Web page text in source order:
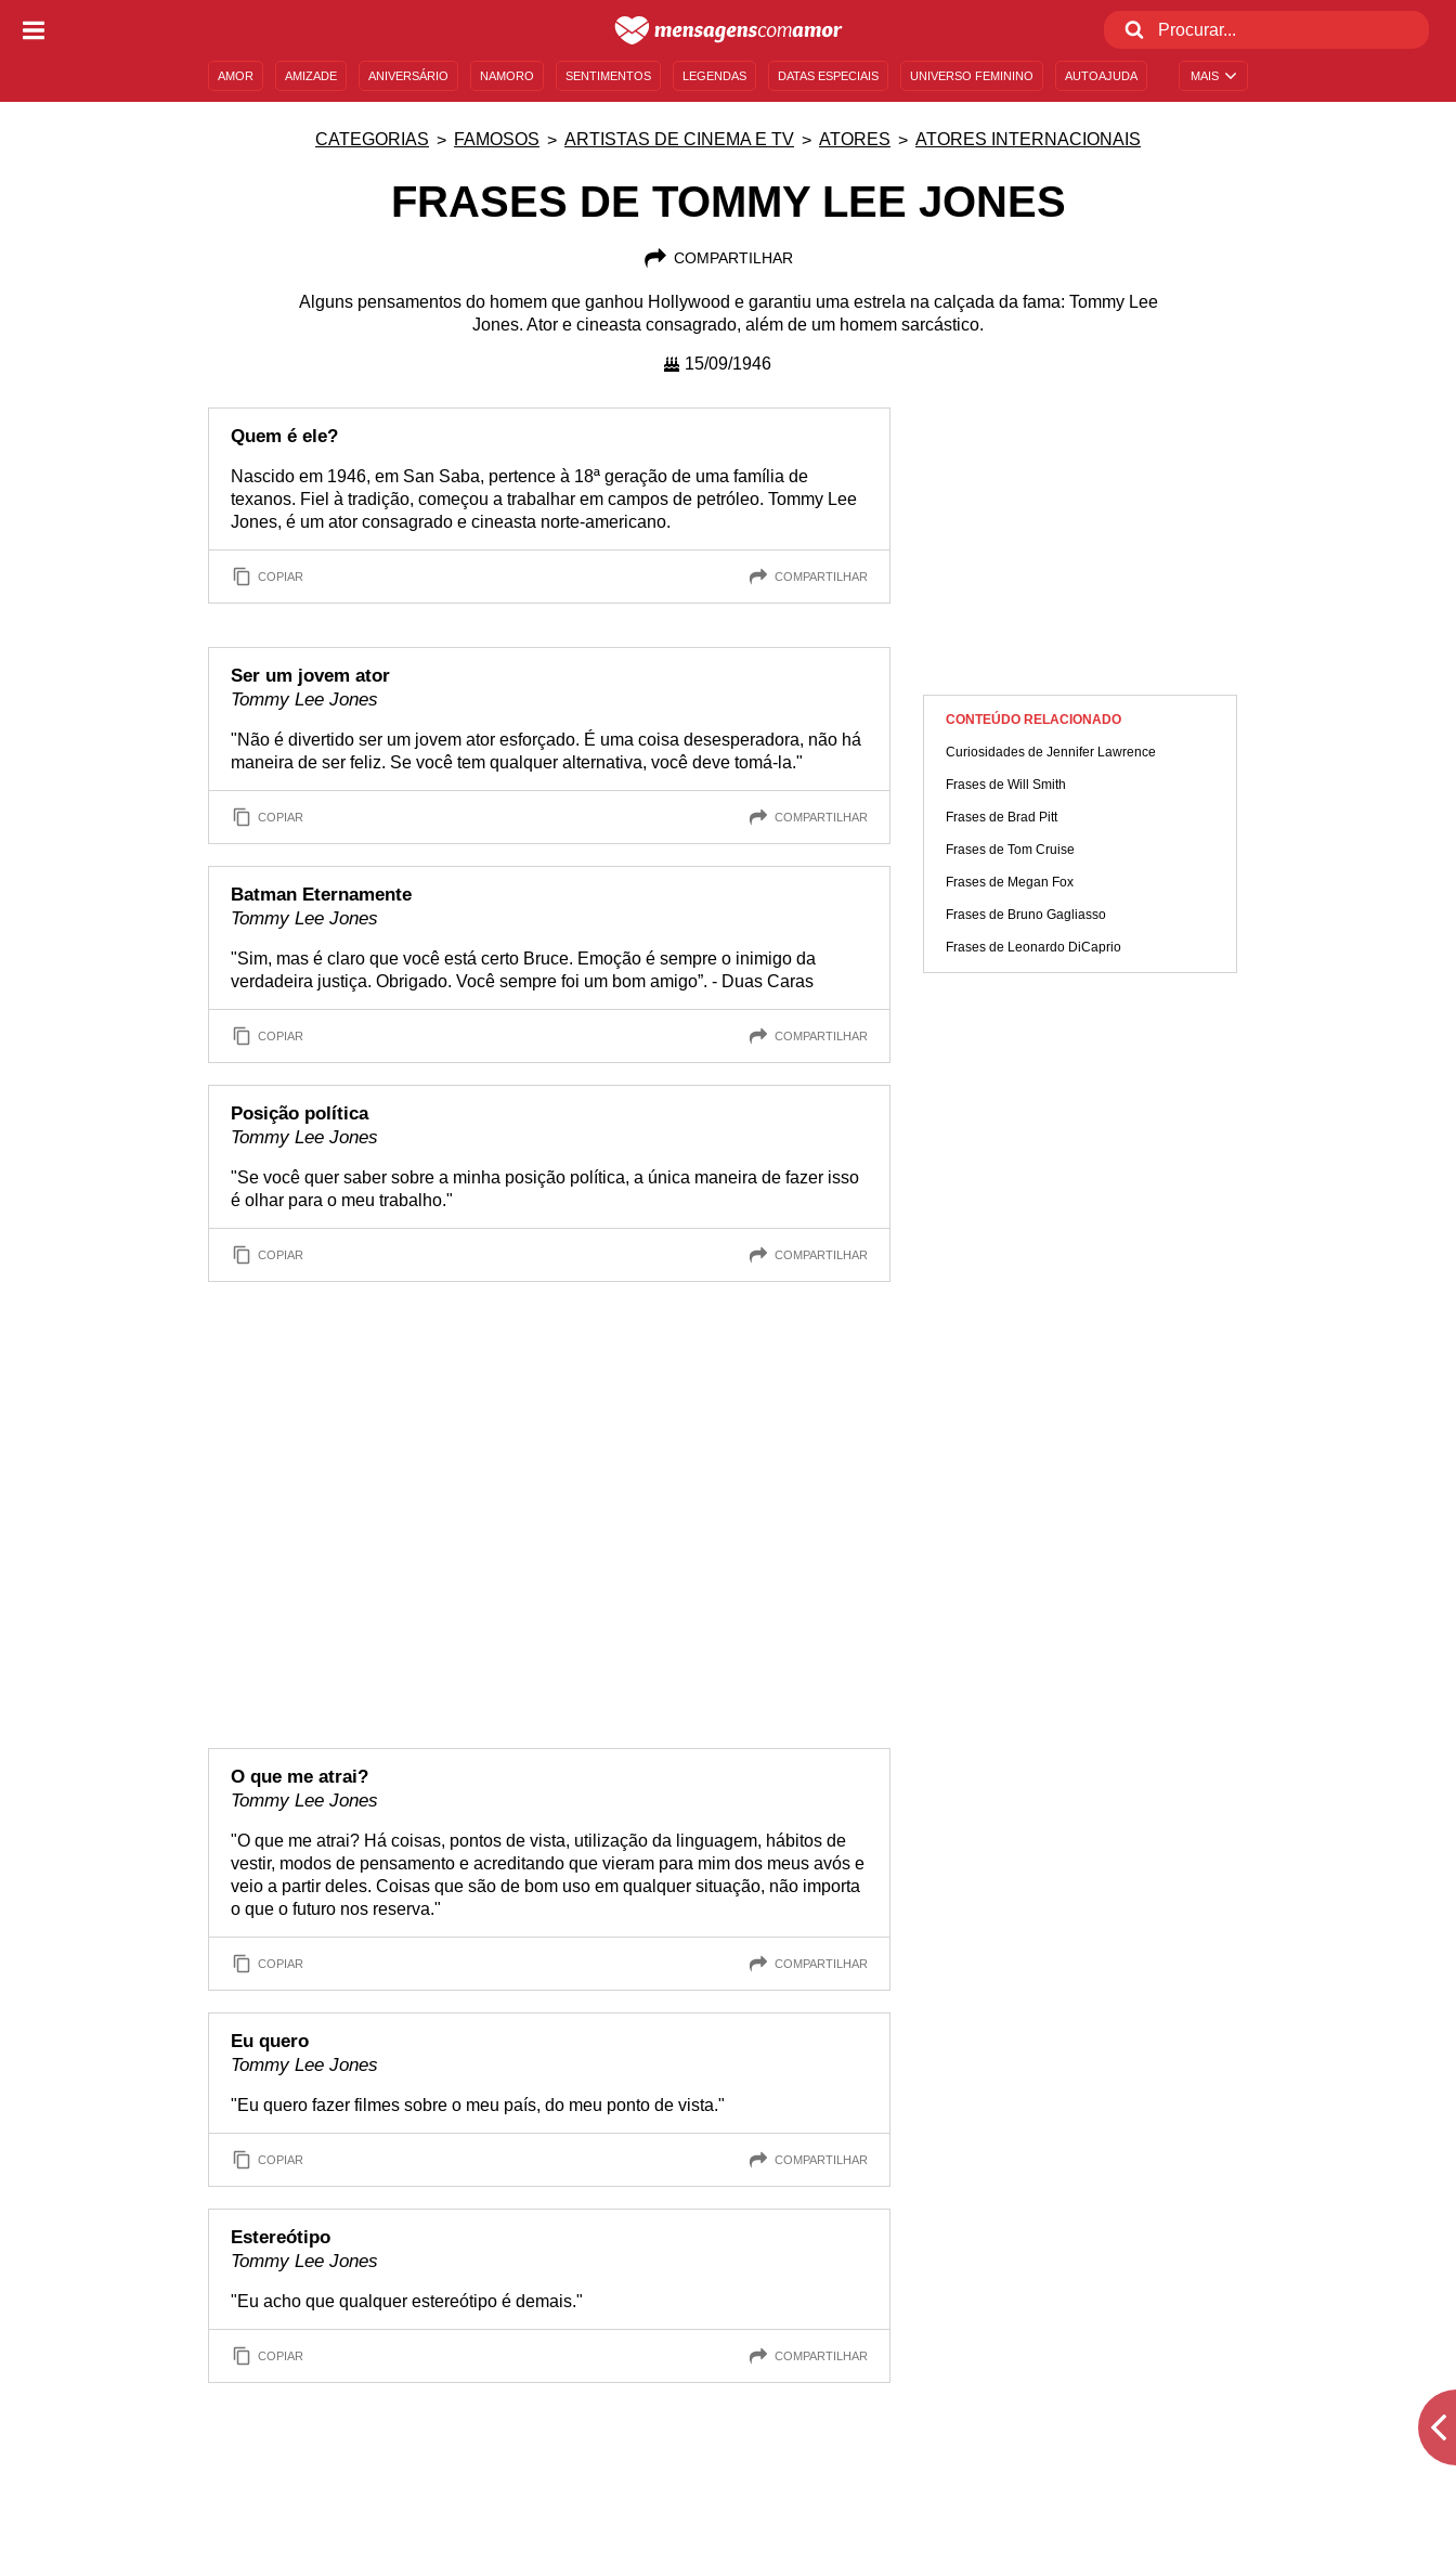
MAIS
AMOR AMIZADE ANIVERSÁRIO NAMORO SENTIMENTOS LEGENDAS DATAS ESPECIAIS UNIVERSO FEMININO AUTOAJUDA
CATEGORIAS FAMOSOS ARTISTAS DE CINEMA E TV ATORES ATORES INTERNACIONAIS
FRASES DE TOMMY LEE JONES
COMPARTILHAR
Alguns pensamentos do homem que ganhou Hollywood e garantiu uma estrela na calçada da fama: Tommy Lee
Jones. Ator e cineasta consagrado, além de um homem sarcástico.
15/09/1946
Quem é ele?
Nascido em 1946, em San Saba, pertence à 18ª geração de uma família de
texanos. Fiel à tradição, começou a trabalhar em campos de petróleo. Tommy Lee
Jones, é um ator consagrado e cineasta norte-americano.
COPIAR COMPARTILHAR
Ser um jovem ator
Tommy Lee Jones
"Não é divertido ser um jovem ator esforçado. É uma coisa desesperadora, não há
maneira de ser feliz. Se você tem qualquer alternativa, você deve tomá-la."
COPIAR COMPARTILHAR
Batman Eternamente
Tommy Lee Jones
"Sim, mas é claro que você está certo Bruce. Emoção é sempre o inimigo da
verdadeira justiça. Obrigado. Você sempre foi um bom amigo”. - Duas Caras
COPIAR COMPARTILHAR
Posição política
Tommy Lee Jones
"Se você quer saber sobre a minha posição política, a única maneira de fazer isso
é olhar para o meu trabalho."
COPIAR COMPARTILHAR
O que me atrai?
Tommy Lee Jones
"O que me atrai? Há coisas, pontos de vista, utilização da linguagem, hábitos de
vestir, modos de pensamento e acreditando que vieram para mim dos meus avós e
veio a partir deles. Coisas que são de bom uso em qualquer situação, não importa
o que o futuro nos reserva."
COPIAR COMPARTILHAR
Eu quero
Tommy Lee Jones
"Eu quero fazer filmes sobre o meu país, do meu ponto de vista."
COPIAR COMPARTILHAR
Estereótipo
Tommy Lee Jones
"Eu acho que qualquer estereótipo é demais."
COPIAR COMPARTILHAR
CONTEÚDO RELACIONADO
Curiosidades de Jennifer Lawrence
Frases de Will Smith
Frases de Brad Pitt
Frases de Tom Cruise
Frases de Megan Fox
Frases de Bruno Gagliasso
Frases de Leonardo DiCaprio